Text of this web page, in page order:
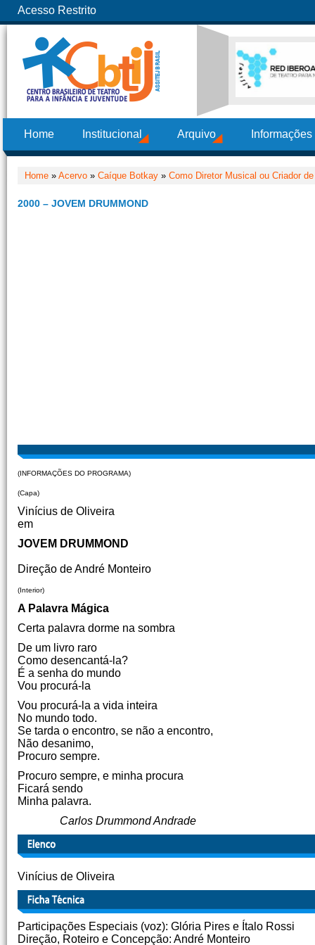
Acesso Restrito
Home Institucional Arquivo
Home » Acervo » Caíque Botkay » Como Diretor Musical ou Criador
2000 – JOVEM DRUMMOND
(INFORMAÇÕES DO PROGRAMA)
(Capa)
Vinícius de Oliveira
em
JOVEM DRUMMOND
Direção de André Monteiro
(Interior)
A Palavra Mágica
Certa palavra dorme na sombra
De um livro raro
Como desencantá-la?
É a senha do mundo
Vou procurá-la
Vou procurá-la a vida inteira
No mundo todo.
Se tarda o encontro, se não a encontro,
Não desanimo,
Procuro sempre.
Procuro sempre, e minha procura
Ficará sendo
Minha palavra.
Carlos Drummond Andrade
Vinícius de Oliveira
Participações Especiais (voz): Glória Pires e Ítalo Rossi
Direção, Roteiro e Concepção: André Monteiro